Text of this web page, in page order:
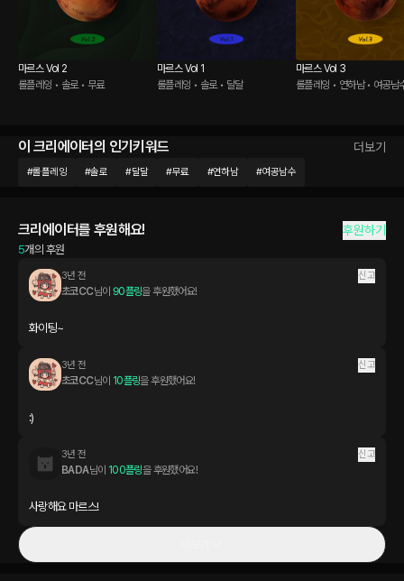
마르스 Vol 2
롤플레잉 • 솔로 • 무료
마르스 Vol 1
롤플레잉 • 솔로 • 달달
마르스 Vol 3
롤플레잉 • 연하남 • 여공남
이 크리에이터의 인기키워드 더보기
#롤플레잉 #솔로 #달달 #무료 #연하남 #여공남수
크리에이터를 후원해요! 후원하기
5개의 후원
3년 전 신고
초코CC님이 90플링을 후원했어요!
화이팅~
3년 전 신고
초코CC님이 10플링을 후원했어요!
3년 전 신고
BADA님이 100플링을 후원했어요!
사랑해요 마르스!